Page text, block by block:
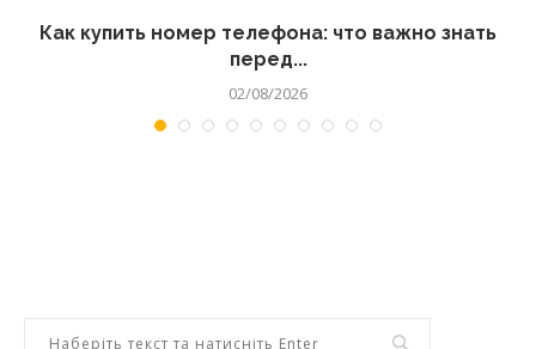
Как купить номер телефона: что важно знать
перед...
02/08/2026